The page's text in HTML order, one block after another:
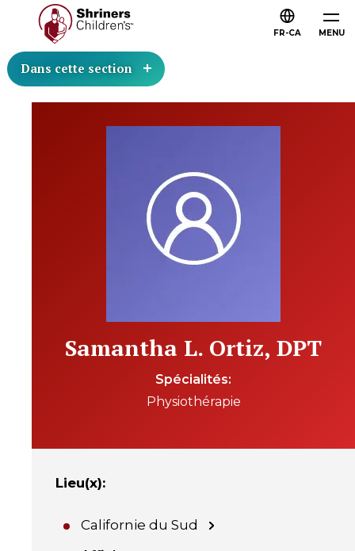
MENU
FR-CA
Dans cette section
Samantha L. Ortiz, DPT
Spécialités
Physiothérapie
Lieu(x):
Californie du Sud